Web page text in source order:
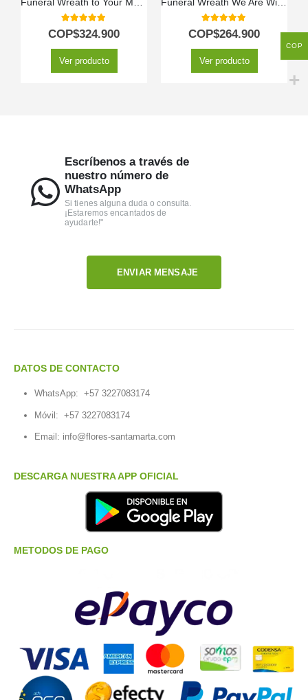
5.00out of 5
COP$324.900
Ver producto
5.00out of 5
COP$264.900
Ver producto
Escríbenos a través de
nuestro número de
WhatsApp
Si tienes alguna duda o consulta.
¡Estaremos encantados de
ayudarte!"
ENVIAR MENSAJE
DATOS DE CONTACTO
WhatsApp: +57 3227083174
Móvil: +57 3227083174
Email: info@flores-santamarta.com
DESCARGA NUESTRA APP OFICIAL
METODOS DE PAGO
COP